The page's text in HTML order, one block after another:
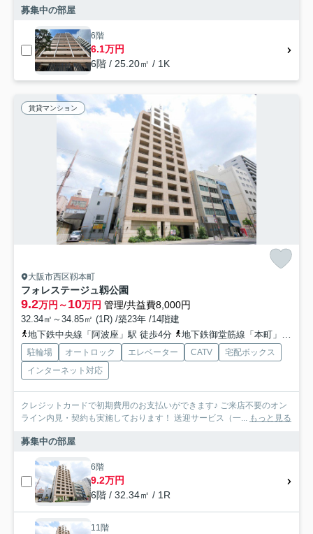
募集中の部屋
6階
6.1万円
6階 / 25.20㎡ / 1K
賃貸マンション
大阪市西区靱本町
フォレステージュ靱公園
9.2万円～10万円 管理/共益費8,000円
32.34㎡～34.85㎡ (1R) /築23年 /14階建
地下鉄中央線「阿波座」駅 徒歩4分
地下鉄御堂筋線「本町」駅 徒歩8分
駐輪場 オートロック エレベーター CATV
宅配ボックス
インターネット対応
クレジットカードで初期費用のお支払いができます♪ ご来店不要のオン
ライン内見・契約も実施しております！ 送迎サービス（一... もっと見る
募集中の部屋
6階
9.2万円
6階 / 32.34㎡ / 1R
11階